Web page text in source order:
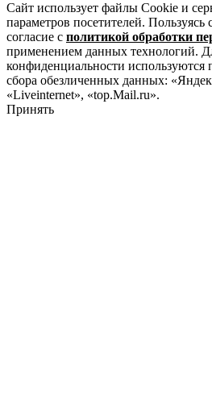
Сайт использует файлы Cookie и
параметров посетителей.
согласие с политикой обработки
применением данных технологий.
конфиденциальности используются
сбора обезличенных данных:
«Liveinternet», «top.Mail.ru».
Принять